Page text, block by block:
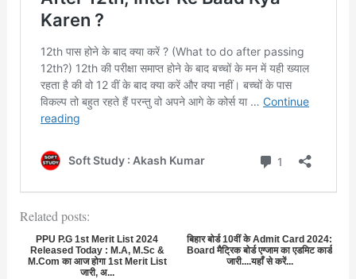
Related posts:
PPU P.G 1st Merit List 2024
Released Today : M.A, M.Sc &
M.Com का आज होगा 1st Merit List
जारी, अ...
बिहार बोर्ड 10वीं के Admit Card 2024:
Board मैट्रिक बोर्ड एग्जाम का एडमिट कार्ड
जारी....यहाँ से करें...